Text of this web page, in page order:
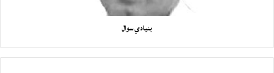
بنيادي سوال